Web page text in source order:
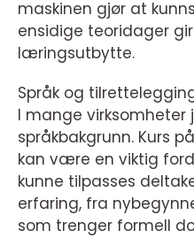
maskinen gjør at
ensidige teoridager
læringsutbytte.
Språk og
I mange virksomheter
språkbakgrunn. Kurs
kan være en viktig
kunne tilpasses
erfaring, fra
som trenger formell